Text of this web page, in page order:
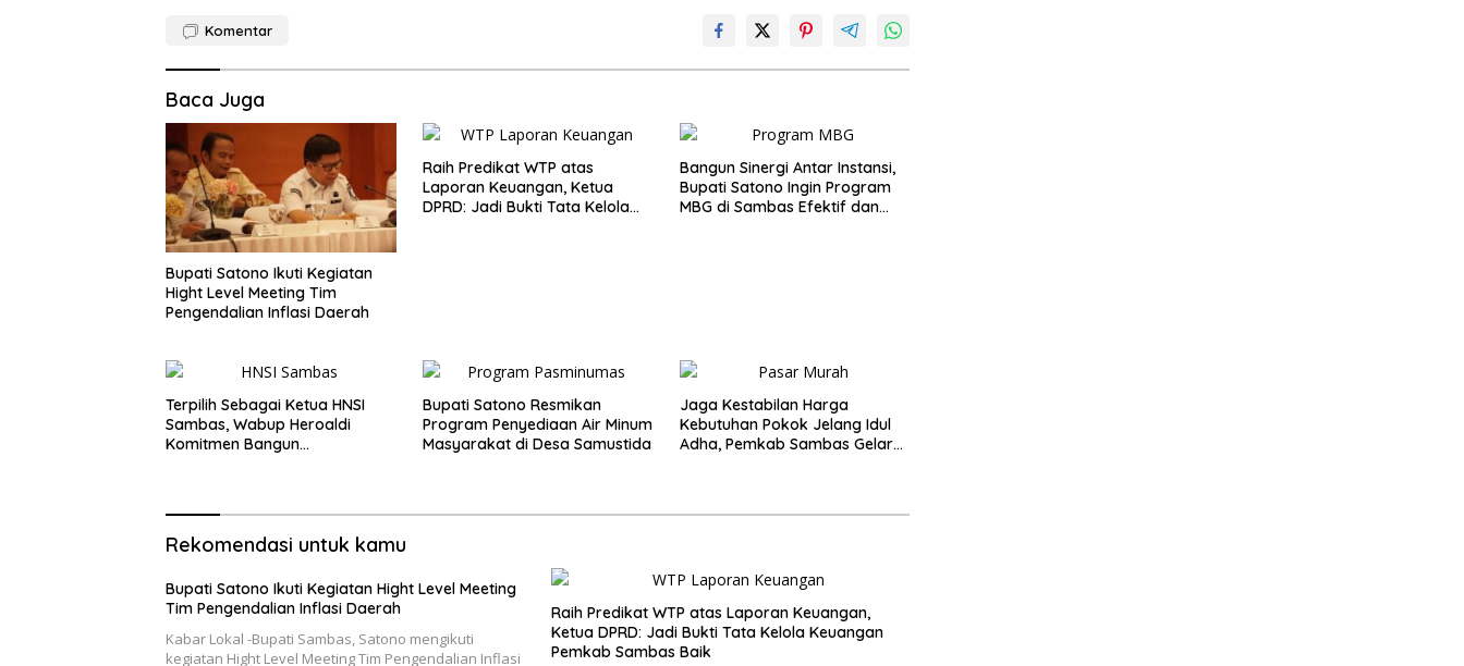
Komentar
Baca Juga
Bupati Satono Ikuti Kegiatan
Hight Level Meeting Tim
Pengendalian Inflasi Daerah
Raih Predikat WTP atas
Laporan Keuangan, Ketua
DPRD: Jadi Bukti Tata Kelola
Bangun Sinergi Antar Instansi,
Bupati Satono Ingin Program
MBG di Sambas Efektif dan
Terpilih Sebagai Ketua HNSI
Sambas, Wabup Heroaldi
Komitmen Bangun
Bupati Satono Resmikan
Program Penyediaan Air Minum
Masyarakat di Desa Samustida
Jaga Kestabilan Harga
Kebutuhan Pokok Jelang Idul
Adha, Pemkab Sambas Gelar
Rekomendasi untuk kamu
Bupati Satono Ikuti Kegiatan Hight Level Meeting
Tim Pengendalian Inflasi Daerah
Kabar Lokal -Bupati Sambas, Satono mengikuti
kegiatan Hight Level Meeting Tim Pengendalian Inflasi
Raih Predikat WTP atas Laporan Keuangan,
Ketua DPRD: Jadi Bukti Tata Kelola Keuangan
Pemkab Sambas Baik